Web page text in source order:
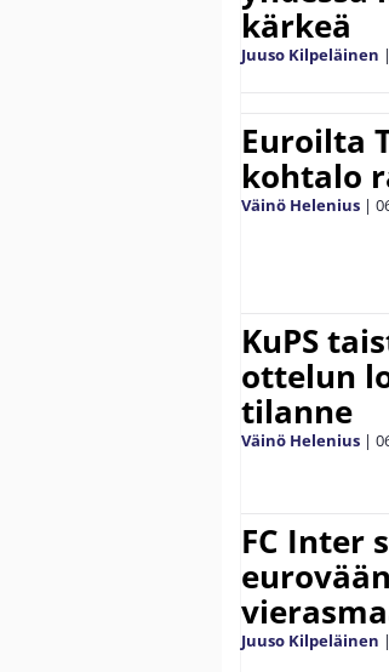
kärkeä
Juuso Kilpeläinen |
Euroilta
kohtalo
Väinö Helenius |
KuPS
ottelun
tilanne
Väinö Helenius |
FC Inter
Juuso Kilpeläinen |